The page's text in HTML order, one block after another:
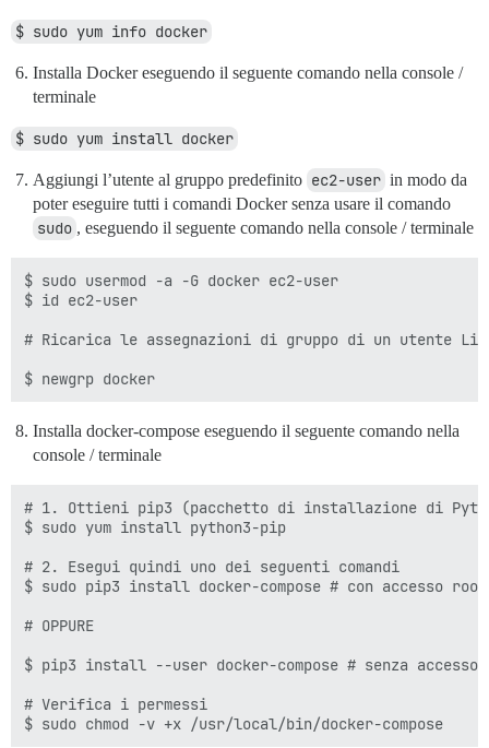
$ sudo yum info docker
Installa Docker eseguendo il seguente comando nella console /
terminale
$ sudo yum install docker
Aggiungi l’utente al gruppo predefinito ec2-user in modo da
poter eseguire tutti i comandi Docker senza usare il comando
sudo , eseguendo il seguente comando nella console / terminale
$ sudo usermod -a -G docker ec2-user
$ id ec2-user
# Ricarica le assegnazioni di gruppo di un utente
Installa docker-compose eseguendo il seguente comando nella
console / terminale
# 1. Ottieni pip3 (pacchetto di installazione di
$ sudo yum install python3-pip
# 2. Esegui quindi uno dei seguenti comandi
$ sudo pip3 install docker-compose # con accesso root
# OPPURE
$ pip3 install --user docker-compose # senza
# Verifica i permessi